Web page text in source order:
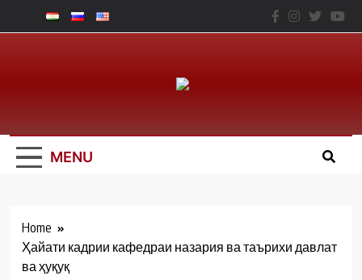
to
Юридический
Факальтет – ТНУ
MENU
Home
Ҳайати кадрии кафедраи назария ва таърихи давлат
ва ҳуқуқ